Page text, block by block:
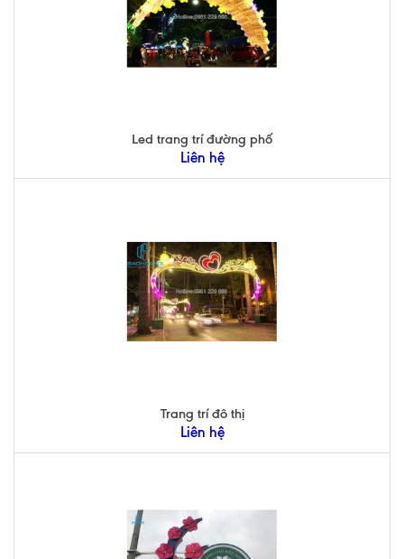
Led trang trí đường phố
Liên hệ
Trang trí đô thị
Liên hệ